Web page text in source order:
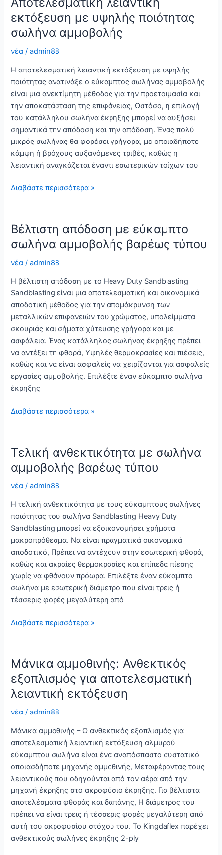
οδηγός
για
να
το
τέλειο
φινίρισμα
εκτόξευση με υψηλής ποιότητας
σωλήνα αμμοβολής
νέα /admin88
Η αποτελεσματική λειαντική εκτόξευση με υψηλής
ποιότητας ανατινάξε ο εύκαμπτος σωλήνας αμμοβολής
είναι μια ανεκτίμητη μέθοδος για την προετοιμασία και
την αποκατάσταση της επιφάνειας, Ωστόσο, η επιλογή
του κατάλληλου σωλήνα έκρηξης μπορεί να αυξήσει
σημαντικά την απόδοση και την απόδοση. Ένας πολύ
μικρός σωλήνας θα φορέσει γρήγορα, με οποιαδήποτε
κάμψη ή βρόχους αυξανόμενες τριβές, καθώς η
λειαντική αναγκάζεται έναντι εσωτερικών τοίχων του
Αποτελεσματική
εκτόξευση
με
υψηλής
ποιότητας
σωλήνα
Διαβάστε περισσότερα »
Βέλτιστη απόδοση με εύκαμπτο
σωλήνα αμμοβολής βαρέως τύπου
νέα /admin88
Η βέλτιστη απόδοση με το Heavy Duty Sandblasting
Sandblasting είναι μια αποτελεσματική και οικονομικά
αποδοτική μέθοδος για την απομάκρυνση των
μεταλλικών επιφανειών του χρώματος, υπολείμματα
σκουριάς και σήματα χύτευσης γρήγορα και με
ασφάλεια. Ένας κατάλληλος σωλήνας έκρηξης πρέπει
να αντέξει τη φθορά, Υψηλές θερμοκρασίες και πιέσεις,
καθώς και να είναι ασφαλείς να χειρίζονται για ασφαλείς
εργασίες αμμοβολής. Επιλέξτε έναν εύκαμπτο σωλήνα
έκρηξης
Βέλτιστη
με
εύκαμπτο
σωλήνα
αμμοβολής
βαρέως
Διαβάστε περισσότερα »
Τελική ανθεκτικότητα με σωλήνα
αμμοβολής βαρέως τύπου
νέα /admin88
Η τελική ανθεκτικότητα με τους εύκαμπτους σωλήνες
ποιότητας του σωλήνα Sandblasting Heavy Duty
Sandblasting μπορεί να εξοικονομήσει χρήματα
μακροπρόθεσμα. Να είναι πραγματικά οικονομικά
αποδοτικό, Πρέπει να αντέχουν στην εσωτερική φθορά,
καθώς και ακραίες θερμοκρασίες και επίπεδα πίεσης
χωρίς να φθάνουν πρόωρα. Επιλέξτε έναν εύκαμπτο
σωλήνα με εσωτερική διάμετρο που είναι τρεις ή
τέσσερις φορές μεγαλύτερη από
Τελική
με
σωλήνα
αμμοβολής
βαρέως
τύπου
Διαβάστε περισσότερα »
Μάνικα αμμοθινής: Ανθεκτικός
εξοπλισμός για αποτελεσματική
λειαντική εκτόξευση
νέα /admin88
Μάνικα αμμοθινής – Ο ανθεκτικός εξοπλισμός για
αποτελεσματική λειαντική εκτόξευση αλμυρού
εύκαμπτου σωλήνα είναι ένα αναπόσπαστο συστατικό
οποιασδήποτε μηχανής αμμοθινής, Μεταφέροντας τους
λειαντικούς που οδηγούνται από τον αέρα από την
μηχανή έκρηξης στο ακροφύσιο έκρηξης. Για βέλτιστα
αποτελέσματα φθοράς και δαπάνης, Η διάμετρος του
πρέπει να είναι τρεις ή τέσσερις φορές μεγαλύτερη από
αυτή του ακροφυσίου στόχου του. Το Kingdaflex παρέχει
ανθεκτικούς σωλήνες έκρηξης 2-ply